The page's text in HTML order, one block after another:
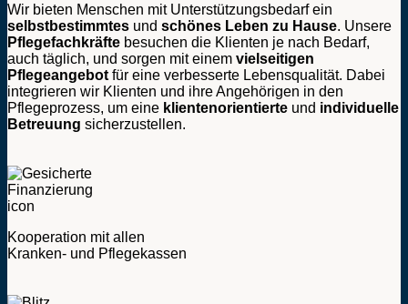
Wir bieten Menschen mit Unterstützungsbedarf ein
selbstbestimmtes und schönes Leben zu Hause. Unsere
Pflegefachkräfte besuchen die Klienten je nach Bedarf,
auch täglich, und sorgen mit einem vielseitigen
Pflegeangebot für eine verbesserte Lebensqualität. Dabei
integrieren wir Klienten und ihre Angehörigen in den
Pflegeprozess, um eine klientenorientierte und individuelle
Betreuung sicherzustellen.
Kooperation mit allen
Kranken- und Pflegekassen